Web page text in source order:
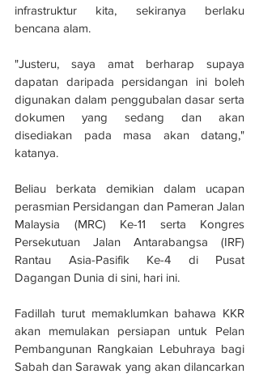
infrastruktur kita, sekiranya berlaku
bencana alam.
"Justeru, saya amat berharap supaya
dapatan daripada persidangan ini boleh
digunakan dalam penggubalan dasar serta
dokumen yang sedang dan akan
disediakan pada masa akan datang,"
katanya.
Beliau berkata demikian dalam ucapan
perasmian Persidangan dan Pameran Jalan
Malaysia (MRC) Ke-11 serta Kongres
Persekutuan Jalan Antarabangsa (IRF)
Rantau Asia-Pasifik Ke-4 di Pusat
Dagangan Dunia di sini, hari ini.
Fadillah turut memaklumkan bahawa KKR
akan memulakan persiapan untuk Pelan
Pembangunan Rangkaian Lebuhraya bagi
Sabah dan Sarawak yang akan dilancarkan